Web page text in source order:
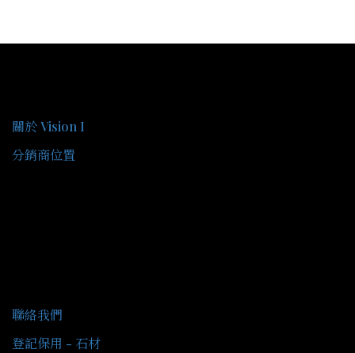
關於 Vision I
分銷商位置
聯絡我們
登記保用 - 石材